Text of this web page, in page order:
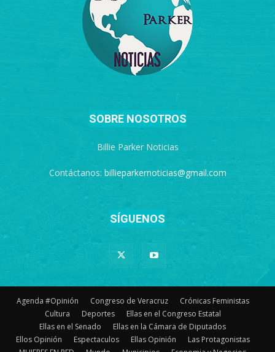
SOBRE NOSOTROS
Billie Parker Noticias
Contáctanos: billieparkernoticias@gmail.com
SÍGUENOS
Agenda #Opinión Congreso de Veracruz
Crónicas Feministas
Cultura
Deportes
Ellas en el Congreso Estatal
Ellas en el Senado
Ellas en la Cámara de Diputados
Ellos Opinión
Espectaculos Ellas Opinión
Las Protagonistas